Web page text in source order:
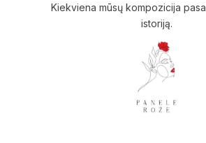
Kiekviena mūsų kompozicija
istoriją.